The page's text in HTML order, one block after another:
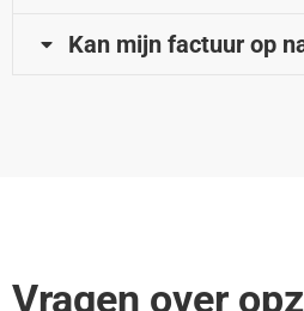
Kan mijn factuur op
Vragen over